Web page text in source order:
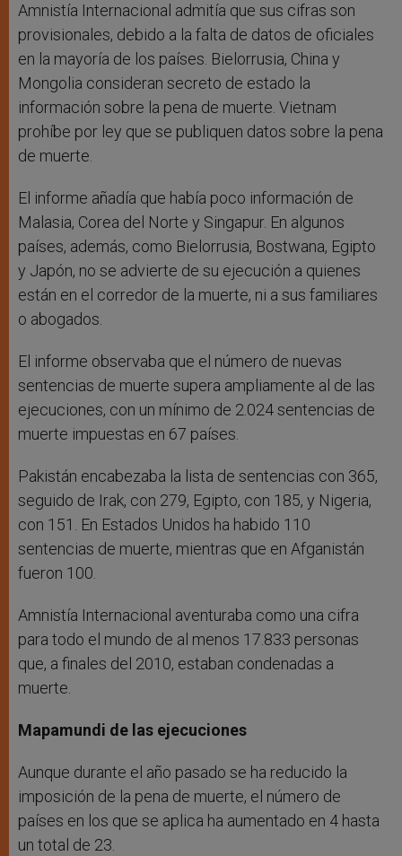
Amnistía Internacional admitía que sus cifras son
provisionales, debido a la falta de datos de oficiales
en la mayoría de los países. Bielorrusia, China y
Mongolia consideran secreto de estado la
información sobre la pena de muerte. Vietnam
prohíbe por ley que se publiquen datos sobre la pena
de muerte.
El informe añadía que había poco información de
Malasia, Corea del Norte y Singapur. En algunos
países, además, como Bielorrusia, Bostwana, Egipto
y Japón, no se advierte de su ejecución a quienes
están en el corredor de la muerte, ni a sus familiares
o abogados.
El informe observaba que el número de nuevas
sentencias de muerte supera ampliamente al de las
ejecuciones, con un mínimo de 2.024 sentencias de
muerte impuestas en 67 países.
Pakistán encabezaba la lista de sentencias con 365,
seguido de Irak, con 279, Egipto, con 185, y Nigeria,
con 151. En Estados Unidos ha habido 110
sentencias de muerte, mientras que en Afganistán
fueron 100.
Amnistía Internacional aventuraba como una cifra
para todo el mundo de al menos 17.833 personas
que, a finales del 2010, estaban condenadas a
muerte.
Mapamundi de las ejecuciones
Aunque durante el año pasado se ha reducido la
imposición de la pena de muerte, el número de
países en los que se aplica ha aumentado en 4 hasta
un total de 23.